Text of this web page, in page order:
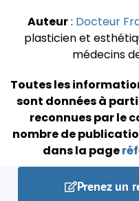
Auteur: Docteur
plasticien et
médecins
Toutes les
sont données à
reconnues par le
nombre de
dans la page
Prenez un